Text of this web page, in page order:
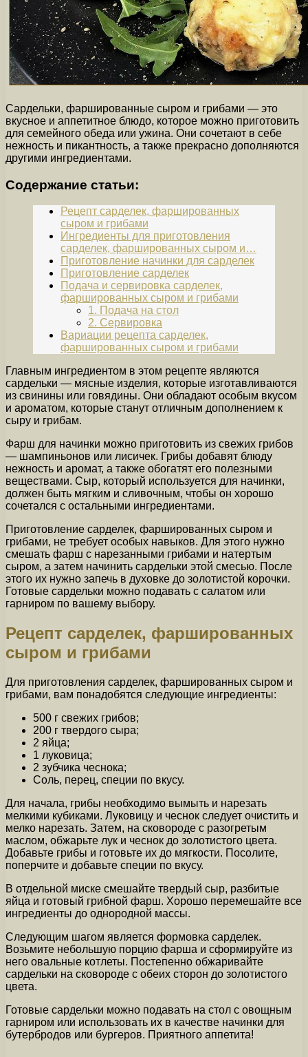
Сардельки, фаршированные сыром и грибами — это
вкусное и аппетитное блюдо, которое можно приготовить
для семейного обеда или ужина. Они сочетают в себе
нежность и пикантность, а также прекрасно дополняются
другими ингредиентами.
Содержание статьи:
Рецепт сарделек, фаршированных
сыром и грибами
Ингредиенты для приготовления
сарделек, фаршированных сыром и…
Приготовление начинки для сарделек
Приготовление сарделек
Подача и сервировка сарделек,
фаршированных сыром и грибами
1. Подача на стол
2. Сервировка
Вариации рецепта сарделек,
фаршированных сыром и грибами
Главным ингредиентом в этом рецепте являются
сардельки — мясные изделия, которые изготавливаются
из свинины или говядины. Они обладают особым вкусом
и ароматом, которые станут отличным дополнением к
сыру и грибам.
Фарш для начинки можно приготовить из свежих грибов
— шампиньонов или лисичек. Грибы добавят блюду
нежность и аромат, а также обогатят его полезными
веществами. Сыр, который используется для начинки,
должен быть мягким и сливочным, чтобы он хорошо
сочетался с остальными ингредиентами.
Приготовление сарделек, фаршированных сыром и
грибами, не требует особых навыков. Для этого нужно
смешать фарш с нарезанными грибами и натертым
сыром, а затем начинить сардельки этой смесью. После
этого их нужно запечь в духовке до золотистой корочки.
Готовые сардельки можно подавать с салатом или
гарниром по вашему выбору.
Рецепт сарделек, фаршированных
сыром и грибами
Для приготовления сарделек, фаршированных сыром и
грибами, вам понадобятся следующие ингредиенты:
500 г свежих грибов;
200 г твердого сыра;
2 яйца;
1 луковица;
2 зубчика чеснока;
Соль, перец, специи по вкусу.
Для начала, грибы необходимо вымыть и нарезать
мелкими кубиками. Луковицу и чеснок следует очистить и
мелко нарезать. Затем, на сковороде с разогретым
маслом, обжарьте лук и чеснок до золотистого цвета.
Добавьте грибы и готовьте их до мягкости. Посолите,
поперчите и добавьте специи по вкусу.
В отдельной миске смешайте твердый сыр, разбитые
яйца и готовый грибной фарш. Хорошо перемешайте все
ингредиенты до однородной массы.
Следующим шагом является формовка сарделек.
Возьмите небольшую порцию фарша и сформируйте из
него овальные котлеты. Постепенно обжаривайте
сардельки на сковороде с обеих сторон до золотистого
цвета.
Готовые сардельки можно подавать на стол с овощным
гарниром или использовать их в качестве начинки для
бутербродов или бургеров. Приятного аппетита!